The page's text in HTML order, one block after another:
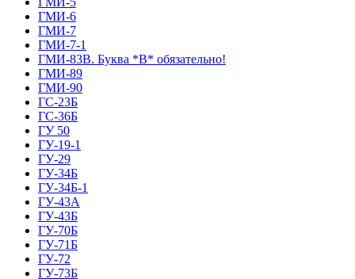
ГМИ-6
ГМИ-7
ГМИ-7-1
ГМИ-83В. Буква *В* обязательно!
ГМИ-89
ГМИ-90
ГС-23Б
ГС-36Б
ГУ 50
ГУ-19-1
ГУ-29
ГУ-34Б
ГУ-34Б-1
ГУ-43А
ГУ-43Б
ГУ-70Б
ГУ-71Б
ГУ-72
ГУ-73Б